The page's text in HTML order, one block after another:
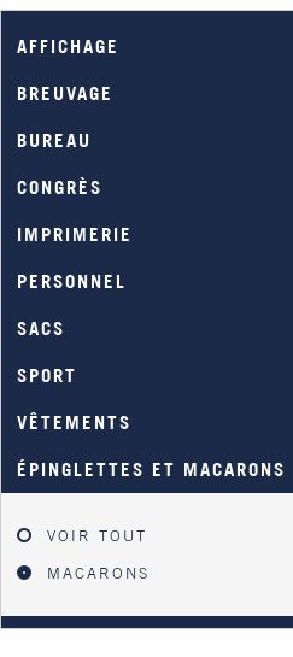
AFFICHAGE
BREUVAGE
BUREAU
CONGRÈS
IMPRIMERIE
PERSONNEL
SACS
SPORT
VÊTEMENTS
ÉPINGLETTES ET MACARONS
VOIR TOUT
MACARONS